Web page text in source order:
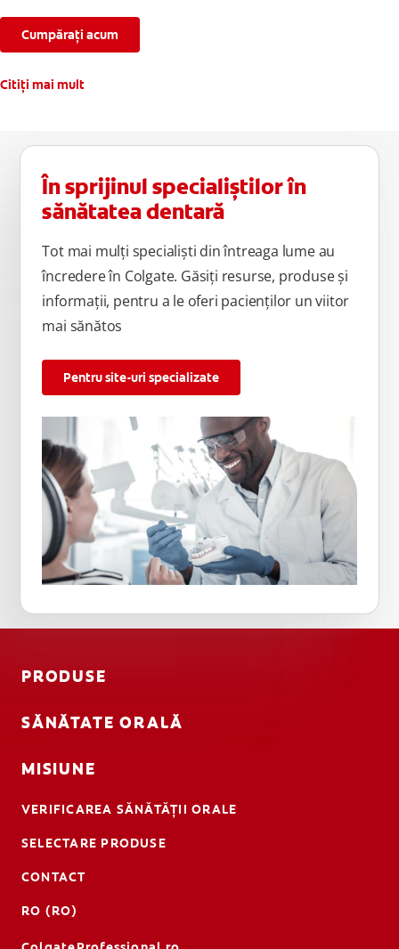
Cumpărați acum
Citiți mai mult
În sprijinul specialiștilor în
sănătatea dentară
Tot mai mulți specialiști din întreaga lume au
încredere în Colgate. Găsiți resurse, produse și
informații, pentru a le oferi pacienților un viitor
mai sănătos
Pentru site-uri specializate
PRODUSE
SĂNĂTATE ORALĂ
MISIUNE
VERIFICAREA SĂNĂTĂȚII ORALE
SELECTARE PRODUSE
CONTACT
RO (RO)